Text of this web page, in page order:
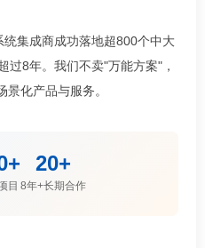
集成商成功落地超800个中大
过8年。我们不卖"万能方案"，
化产品与服务。
目
20+
8年+长期合作